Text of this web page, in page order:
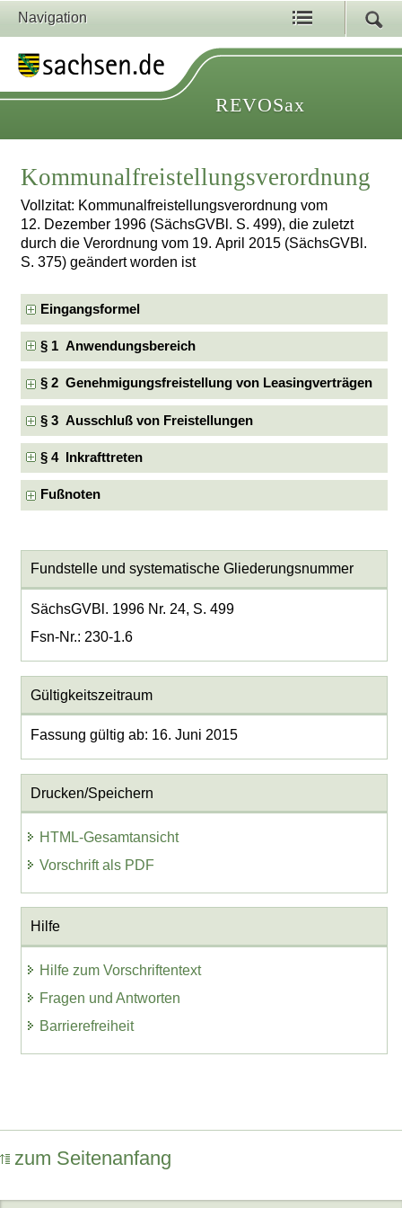
Navigation
REVOSax
Kommunalfreistellungsverordnung
Vollzitat: Kommunalfreistellungsverordnung vom
12. Dezember 1996 (SächsGVBl. S. 499), die zuletzt
durch die Verordnung vom 19. April 2015 (SächsGVBl.
S. 375) geändert worden ist
Eingangsformel
§ 1 Anwendungsbereich
§ 2 Genehmigungsfreistellung von Leasingverträgen
§ 3 Ausschluß von Freistellungen
§ 4 Inkrafttreten
Fußnoten
Fundstelle und systematische Gliederungsnummer
SächsGVBl. 1996 Nr. 24, S. 499
Fsn-Nr.: 230-1.6
Gültigkeitszeitraum
Fassung gültig ab: 16. Juni 2015
Drucken/Speichern
HTML-Gesamtansicht
Vorschrift als PDF
Hilfe
Hilfe zum Vorschriftentext
Fragen und Antworten
Barrierefreiheit
zum Seitenanfang